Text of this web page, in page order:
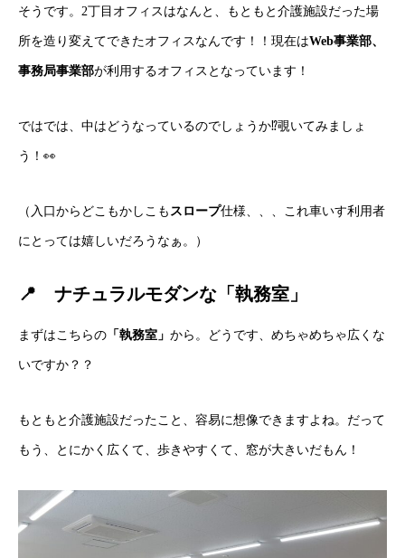
そうです。2丁目オフィスはなんと、もともと介護施設だった場
所を造り変えてできたオフィスなんです！！現在はWeb事業部、
事務局事業部が利用するオフィスとなっています！
ではでは、中はどうなっているのでしょうか⁉覗いてみましょ
う！👀
（入口からどこもかしこも スロープ仕様、、、これ車いす利用者
にとっては嬉しいだろうなぁ。）
📍 ナチュラルモダンな「執務室 」
まずはこちらの 「執務室」 から。どうです、めちゃめちゃ広くな
いですか？？
もともと介護施設だったこと、容易に想像できますよね。だって
もう、とにかく広くて、歩きやすくて、窓が大きいだもん！